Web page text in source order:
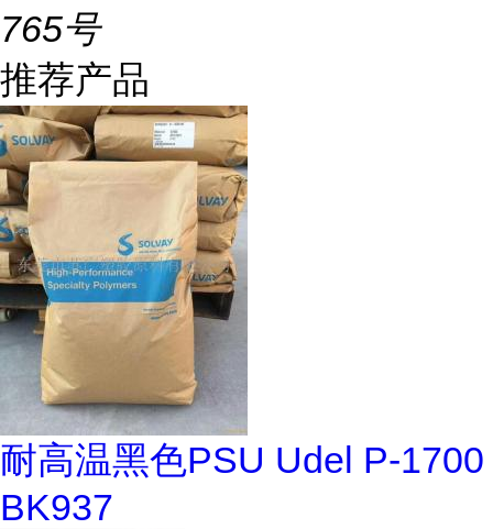
765号
推荐产品
耐高温黑色PSU Udel P-1700
BK937